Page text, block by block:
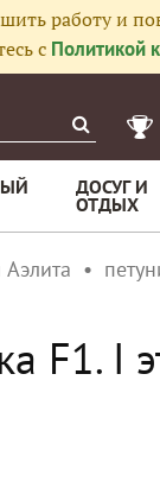
работу и
с Политикой
ДОСУГ И
ОТДЫХ
Аэлита
F1. I